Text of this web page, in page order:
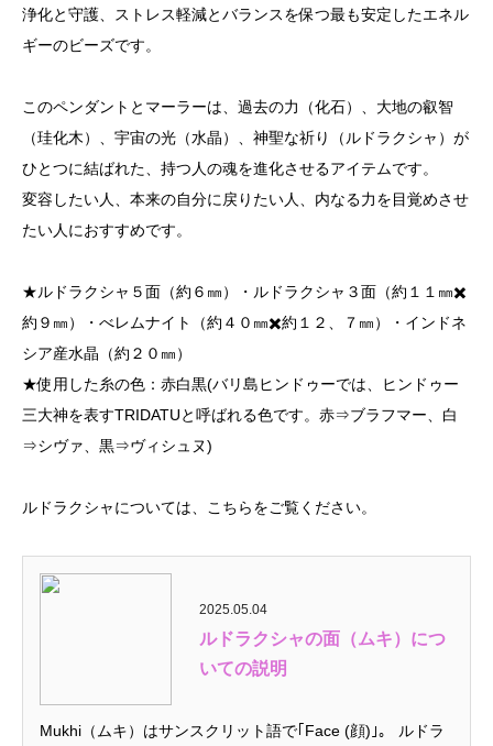
浄化と守護、ストレス軽減とバランスを保つ最も安定したエネル
ギーのビーズです。
このペンダントとマーラーは、過去の力（化石）、大地の叡智
（珪化木）、宇宙の光（水晶）、神聖な祈り（ルドラクシャ）が
ひとつに結ばれた、持つ人の魂を進化させるアイテムです。
変容したい人、本来の自分に戻りたい人、内なる力を目覚めさせ
たい人におすすめです。
★ルドラクシャ５面（約６㎜）・ルドラクシャ３面（約１１㎜✖️
約９㎜）・べレムナイト（約４０㎜✖️約１２、７㎜）・インドネ
シア産水晶（約２０㎜）
★使用した糸の色：赤白黒(バリ島ヒンドゥーでは、ヒンドゥー
三大神を表すTRIDATUと呼ばれる色です。赤⇒ブラフマー、白
⇒シヴァ、黒⇒ヴィシュヌ)
ルドラクシャについては、こちらをご覧ください。
2025.05.04
ルドラクシャの面（ムキ）につ
いての説明
Mukhi（ムキ）はサンスクリット語で｢Face (顔)｣。 ルドラ